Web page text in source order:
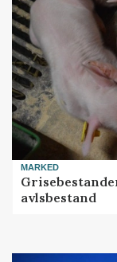
MARKED
avlsbestand